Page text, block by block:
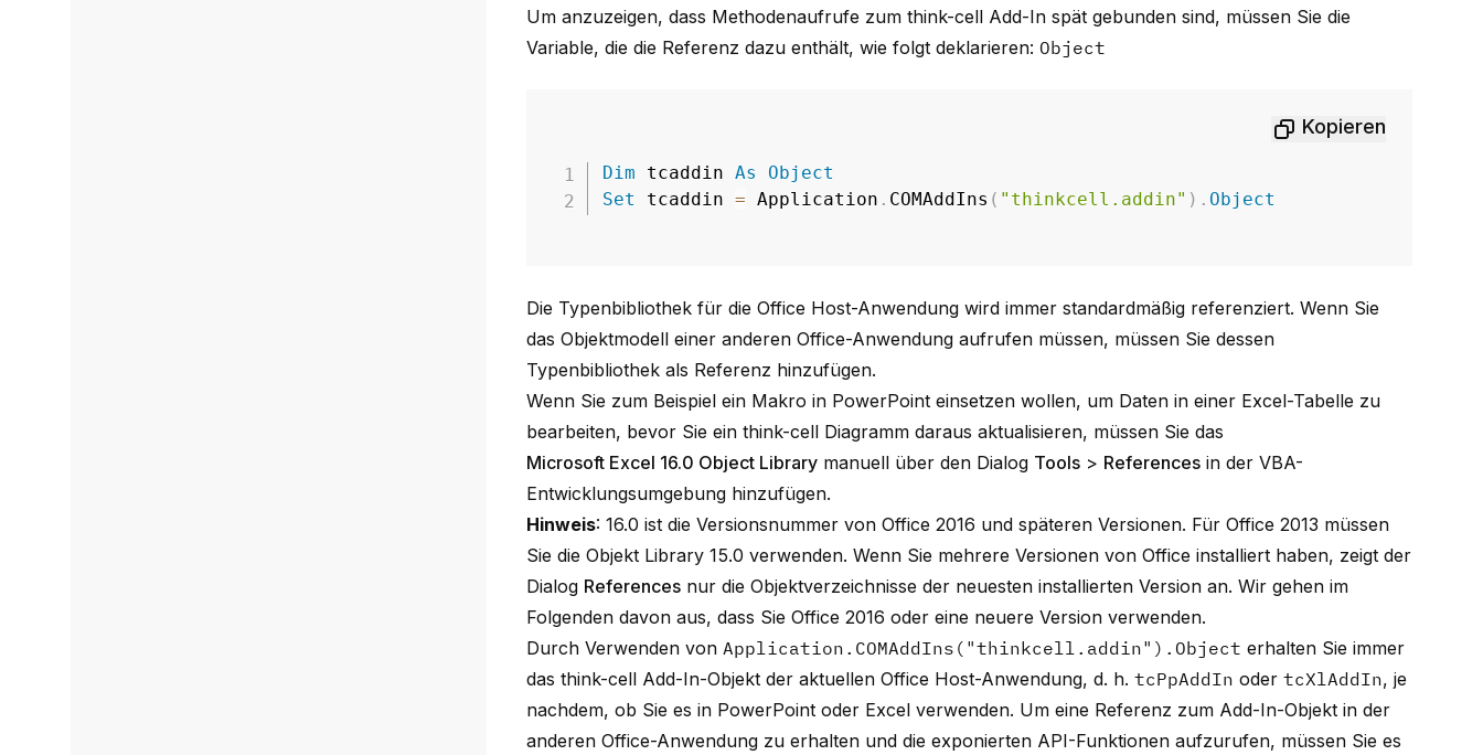
Um anzuzeigen, dass Methodenaufrufe zum think-cell Add-In spät gebunden sind, müssen Sie die
Variable, die die Referenz dazu enthält, wie folgt deklarieren:Object
Kopieren
Dim tcaddin As
Object
Set
tcaddin = Application . COMAddIns ( "thinkcell.addin" ) . Object
Die Typenbibliothek für die Office Host-Anwendung wird immer standardmäßig referenziert. Wenn Sie
das Objektmodell einer anderen Office-Anwendung aufrufen müssen, müssen Sie dessen
Typenbibliothek als Referenz hinzufügen.
Wenn Sie zum Beispiel ein Makro in PowerPoint einsetzen wollen, um Daten in einer Excel-Tabelle zu
bearbeiten, bevor Sie ein think-cell Diagramm daraus aktualisieren, müssen Sie das
Microsoft Excel 16.0 Object Library manuell über den Dialog Tools > References in der VBA-
Entwicklungsumgebung hinzufügen.
Hinweis: 16.0 ist die Versionsnummer von Office 2016 und späteren Versionen. Für Office 2013 müssen
Sie die Objekt Library 15.0 verwenden. Wenn Sie mehrere Versionen von Office installiert haben, zeigt der
Dialog References nur die Objektverzeichnisse der neuesten installierten Version an. Wir gehen im
Folgenden davon aus, dass Sie Office 2016 oder eine neuere Version verwenden.
Durch Verwenden von Application.COMAddIns("thinkcell.addin").Object erhalten Sie immer
das think-cell Add-In-Objekt der aktuellen Office Host-Anwendung, d. h.tcPpAddIn odertcXlAddIn, je
nachdem, ob Sie es in PowerPoint oder Excel verwenden. Um eine Referenz zum Add-In-Objekt in der
anderen Office-Anwendung zu erhalten und die exponierten API-Funktionen aufzurufen, müssen Sie es